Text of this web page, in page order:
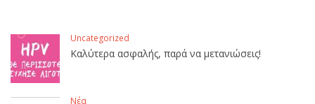
Uncategorized
Καλύτερα ασφαλής, παρά να μετανιώσεις!
Νέα